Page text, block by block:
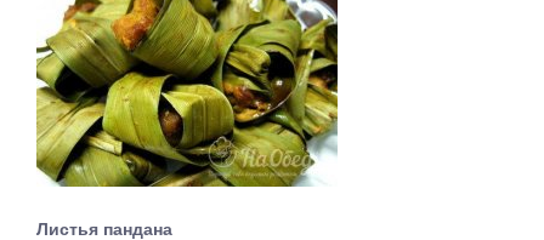
Листья пандана